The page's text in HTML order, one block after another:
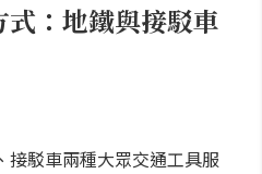
：地鐵與接駁車
駁車兩種大眾交通工具服